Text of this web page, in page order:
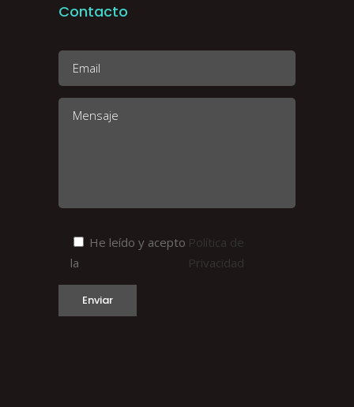
Contacto
He leído y acepto
la
Política de
Privacidad